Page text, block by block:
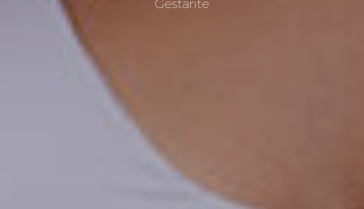
NO =
JOAQUI
Gestante